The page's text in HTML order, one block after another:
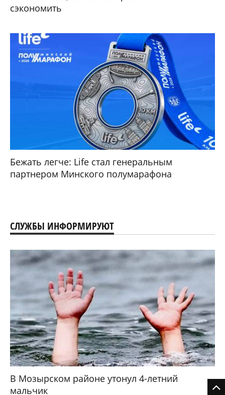
сэкономить
Бежать легче: Life стал генеральным
партнером Минского полумарафона
СЛУЖБЫ ИНФОРМИРУЮТ
В Мозырском районе утонул 4-летний
мальчик